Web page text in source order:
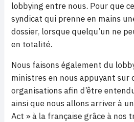
lobbying entre nous. Pour que
syndicat qui prenne en mains
dossier, lorsque quelqu’un ne
en totalité.
Nous faisons également du
ministres en nous appuyant sur
organisations afin d’être
ainsi que nous allons arriver à
Act » à la française grâce à nos